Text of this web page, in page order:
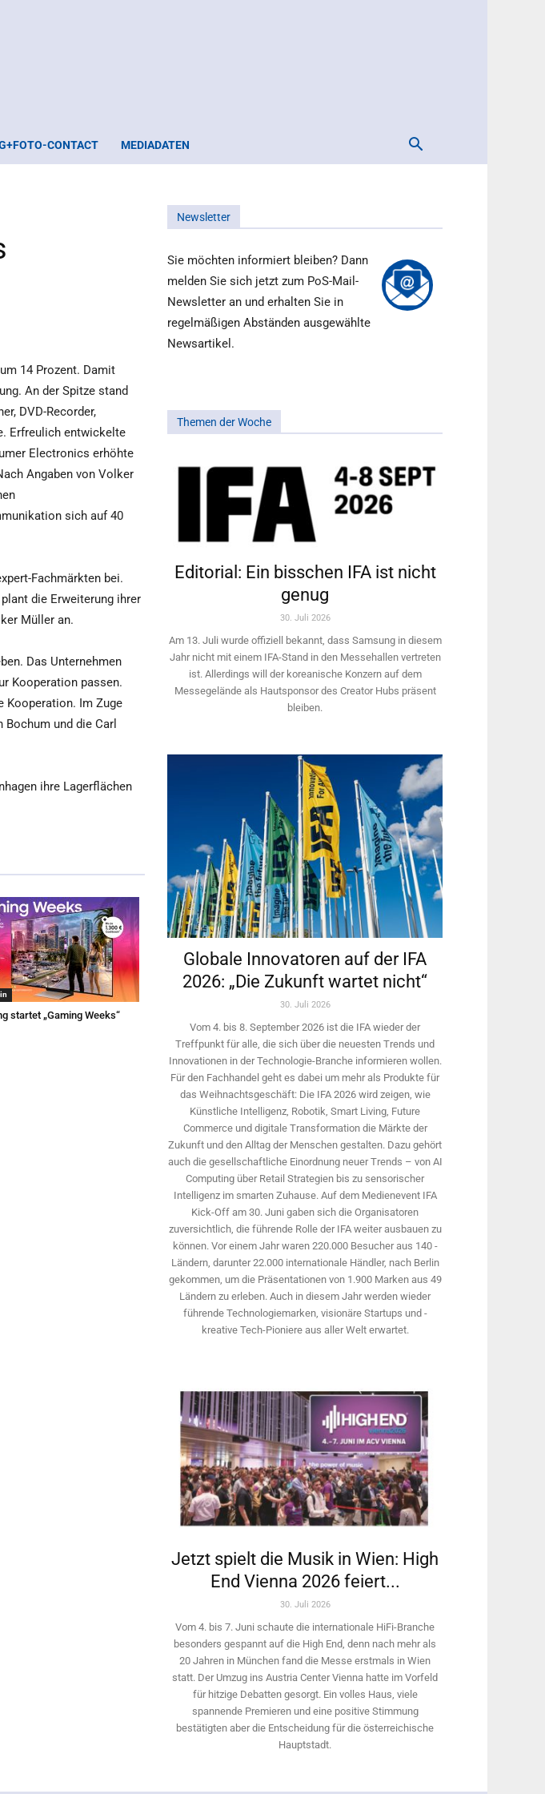
CONTACT MEDIADATEN
14 Prozent. Damit
An der Spitze stand
DVD-Recorder,
Erfreulich entwickelte
Electronics erhöhte
Angaben von Volker
sich auf 40
Fachmärkten bei.
die Erweiterung ihrer
Müller an.
Das Unternehmen
Kooperation passen.
Kooperation. Im Zuge
und die Carl
ihre Lagerflächen
startet „Gaming Weeks“
Newsletter
Sie möchten informiert bleiben? Dann
melden Sie sich jetzt zum PoS-Mail-
Newsletter an und erhalten Sie in
regelmäßigen Abständen ausgewählte
Newsartikel.
Themen der Woche
Editorial: Ein bisschen IFA ist nicht
genug
30. Juli 2026
Am 13. Juli wurde offiziell bekannt, dass Samsung in diesem
Jahr nicht mit einem IFA-Stand in den Messehallen vertreten
ist. Allerdings will ­der koreanische Konzern auf dem
Messegelände als Hautsponsor des Creator Hubs präsent
bleiben.
Globale Innovatoren auf der IFA
2026: „Die Zukunft wartet nicht“
30. Juli 2026
Vom 4. bis 8. September 2026 ist die IFA wieder der
Treffpunkt für alle, die sich über die neuesten Trends und
Innovationen in der Technologie-­Branche informieren wollen.
Für den Fachhandel geht es dabei um mehr als Produkte für
das Weihnachtsgeschäft: Die IFA 2026 wird ­zeigen, wie
Künstliche Intelligenz, Robotik, Smart Living, Future
Commerce und digitale Trans­formation die Märkte der
Zukunft und den Alltag der Menschen gestalten. Dazu gehört
auch die gesellschaftliche Einordnung neuer Trends – von AI
Computing über Retail Strategien bis zu sensorischer
Intelligenz im smarten Zuhause. Auf dem Medien­event IFA
Kick-Off am 30. Juni gaben sich die Organisatoren
zuversichtlich, die führende Rolle der IFA weiter ausbauen zu
können. Vor einem Jahr ­waren 220.000 Besucher aus 140 ­
Ländern, ­darunter 22.000 internationale Händler, nach Berlin
gekommen, um die Präsen­tationen von 1.900 Marken aus 49
Ländern zu erleben. Auch in diesem Jahr werden wieder
führende Technologiemarken, visionäre Startups und ­
kreative Tech-Pioniere aus aller Welt erwartet.
Jetzt spielt die Musik in Wien: High
End Vienna 2026 feiert...
30. Juli 2026
Vom 4. bis 7. Juni schaute die internationale HiFi-Branche
besonders gespannt auf die High End, denn nach mehr als
20 Jahren in München fand die Messe erstmals in Wien
statt. Der Umzug ins Austria Center Vienna hatte im Vorfeld
für hitzige Debatten gesorgt. Ein volles Haus, viele
spannende Premieren und eine positive Stimmung
bestätigten aber die Entscheidung für die österreichische
Hauptstadt.